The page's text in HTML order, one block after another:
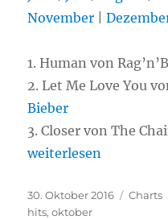
November |
1.Human von
2. Let Me Love You
Bieber
3. Closer von The
„Chart-Hits Oktober
weiterlesen
Veröffentlicht
am
30. Oktober 2016 Charts
hits,oktober